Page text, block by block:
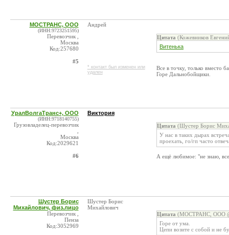
МОСТРАНС, ООО
(ИНН:9723251595)
Перевозчик ,
Москва
Код:257680
#5
Андрей
* контакт был изменен или
удален
Цитата (Кожевников
Витенька
Все в точку, только
Горе Дальнобойщики.
УралВолгаТранс+, ООО
(ИНН:9718140755)
Грузовладелец-перевозчик
Москва
Код:2029621
#6
Виктория
Цитата (Шустер Борис
У нас в таких дырах
проехать, го/гп часто
А ещё любимое: "не знаю,
Шустер Борис
Михайлович, физ.лицо
Перевозчик ,
Пенза
Код:3052969
Шустер Борис
Михайлович
Цитата (МОСТРАНС, ООО
Горе от ума.
Цепи возите с собой и не